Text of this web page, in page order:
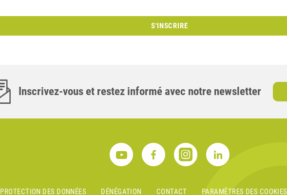
S'INSCRIRE
Inscrivez-vous et restez informé avec notre newsletter
PROTECTION DES DONNÉES DÉNÉGATION CONTACT PARAMÈTRES DES COOKIES